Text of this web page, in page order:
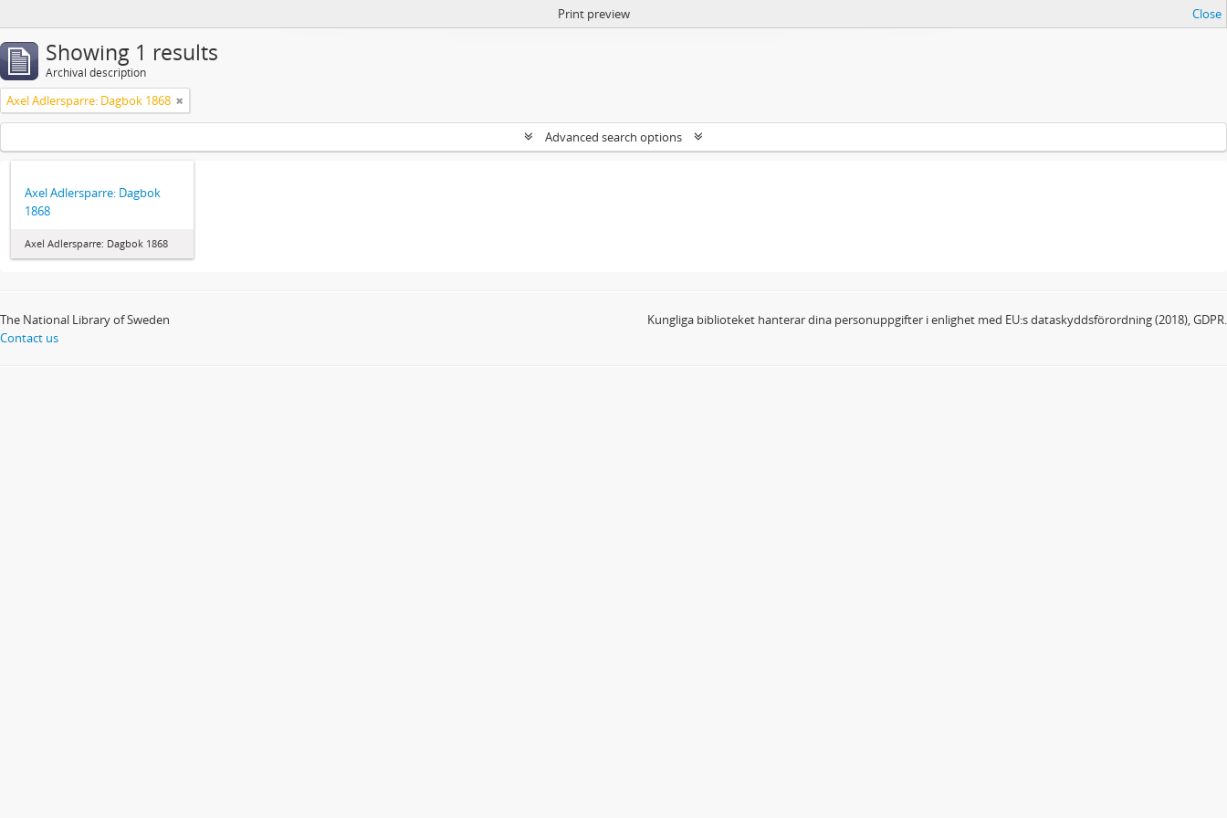
Print preview Close
Showing 1 results
Archival description
Axel Adlersparre: Dagbok 1868
Advanced search options
Axel Adlersparre: Dagbok
1868
Axel Adlersparre: Dagbok 1868
The National Library of Sweden
Contact us
Kungliga biblioteket hanterar dina personuppgifter i enlighet med EU:s dataskyddsförordning (2018), GDPR.